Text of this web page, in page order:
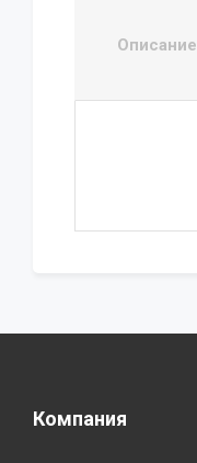
Описание
Компания